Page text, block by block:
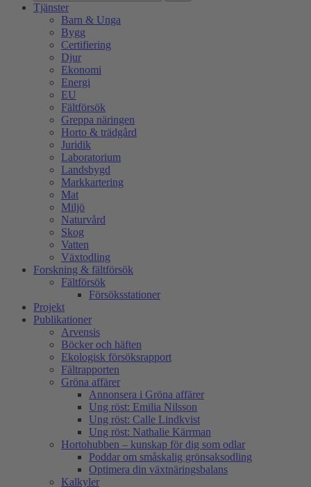
Tjänster
Barn & Unga
Bygg
Certifiering
Djur
Ekonomi
Energi
EU
Fältförsök
Greppa näringen
Horto & trädgård
Juridik
Laboratorium
Landsbygd
Markkartering
Mat
Miljö
Naturvård
Skog
Vatten
Växtodling
Forskning & fältförsök
Fältförsök
Försöksstationer
Projekt
Publikationer
Arvensis
Böcker och häften
Ekologisk försöksrapport
Fältrapporten
Gröna affärer
Annonsera i Gröna affärer
Ung röst: Emilia Nilsson
Ung röst: Calle Lindkvist
Ung röst: Nathalie Kärrman
Hortohubben – kunskap för dig som odlar
Poddar om småskalig grönsaksodling
Optimera din växtnäringsbalans
Kalkyler